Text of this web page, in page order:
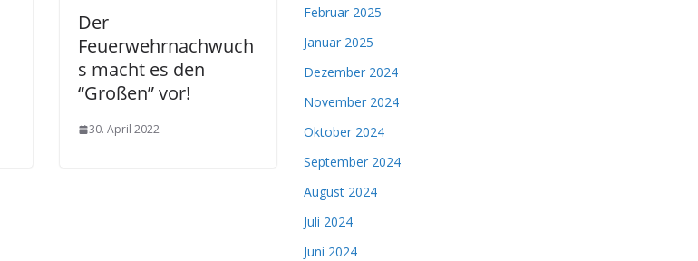
Der
Feuerwehrnachwuch
s macht es den
“Großen” vor!
30. April 2022
Februar 2025
Januar 2025
Dezember 2024
November 2024
Oktober 2024
September 2024
August 2024
Juli 2024
Juni 2024